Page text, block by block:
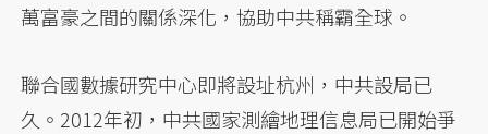
萬富豪之間的關係深化，協助中共稱霸全球。
聯合國數據研究中心即將設址杭州，中共設局已
久。2012年初，中共國家測繪地理信息局已開始爭